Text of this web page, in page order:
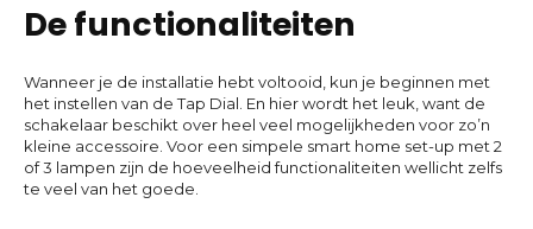
De functionaliteiten
Wanneer je de installatie hebt voltooid, kun je beginnen met
het instellen van de Tap Dial. En hier wordt het leuk, want de
schakelaar beschikt over heel veel mogelijkheden voor zo’n
kleine accessoire. Voor een simpele smart home set-up met 2
of 3 lampen zijn de hoeveelheid functionaliteiten wellicht zelfs
te veel van het goede.